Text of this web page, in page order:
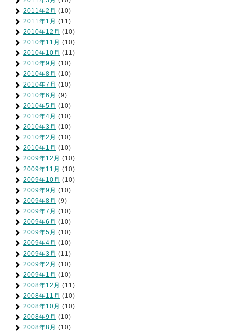
2011年2月 (10)
2011年1月 (11)
2010年12月 (10)
2010年11月 (10)
2010年10月 (11)
2010年9月 (10)
2010年8月 (10)
2010年7月 (10)
2010年6月 (9)
2010年5月 (10)
2010年4月 (10)
2010年3月 (10)
2010年2月 (10)
2010年1月 (10)
2009年12月 (10)
2009年11月 (10)
2009年10月 (10)
2009年9月 (10)
2009年8月 (9)
2009年7月 (10)
2009年6月 (10)
2009年5月 (10)
2009年4月 (10)
2009年3月 (11)
2009年2月 (10)
2009年1月 (10)
2008年12月 (11)
2008年11月 (10)
2008年10月 (10)
2008年9月 (10)
2008年8月 (10)